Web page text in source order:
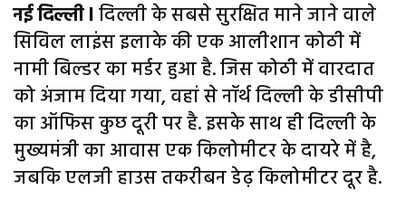
नई दिल्ली lदिल्ली के सबसे सुरक्षित माने जाने वाले
सिविल लाइंस इलाके की एक आलीशान कोठी में
नामी बिल्डर का मर्डर हुआ है. जिस कोठी में वारदात
को अंजाम दिया गया, वहां से नॉर्थ दिल्ली के डीसीपी
का ऑफिस कुछ दूरी पर है. इसके साथ ही दिल्ली के
मुख्यमंत्री का आवास एक किलोमीटर के दायरे में है,
जबकि एलजी हाउस तकरीबन डेढ़ किलोमीटर दूर है.